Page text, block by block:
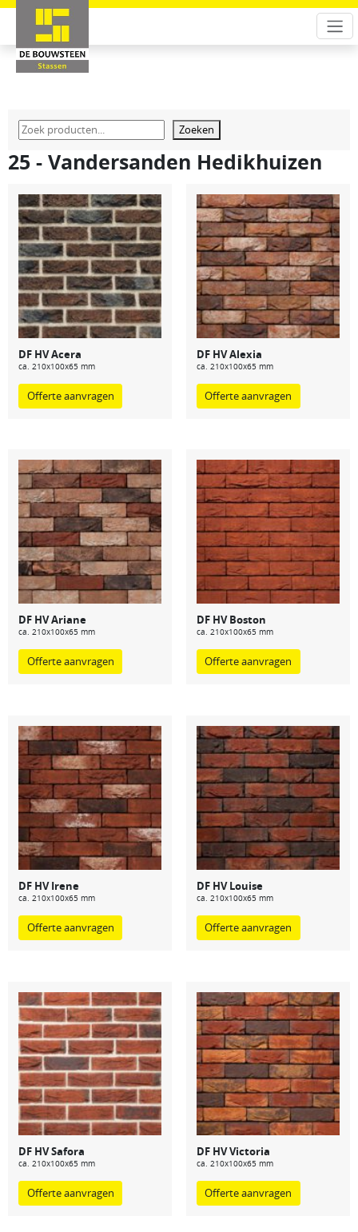
Zoeken
25 - Vandersanden Hedikhuizen
DF HV Acera
ca. 210x100x65 mm
Offerte aanvragen
DF HV Alexia
ca. 210x100x65 mm
Offerte aanvragen
DF HV Ariane
ca. 210x100x65 mm
Offerte aanvragen
DF HV Boston
ca. 210x100x65 mm
Offerte aanvragen
DF HV Irene
ca. 210x100x65 mm
Offerte aanvragen
DF HV Louise
ca. 210x100x65 mm
Offerte aanvragen
DF HV Safora
ca. 210x100x65 mm
Offerte aanvragen
DF HV Victoria
ca. 210x100x65 mm
Offerte aanvragen